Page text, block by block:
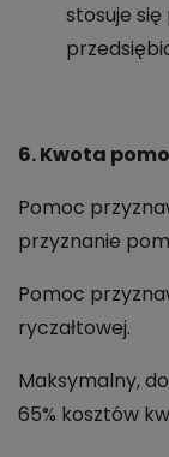
stosuje
6. Kwota
Pomoc
przyznanie
Pomoc
ryczałtowej.
Maksymalny,
65% kosztów